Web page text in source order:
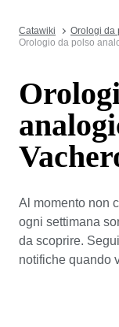
Catawiki Orologi da
Orologio da polso
Al momento non
ogni settimana
da scoprire.
notifiche quando